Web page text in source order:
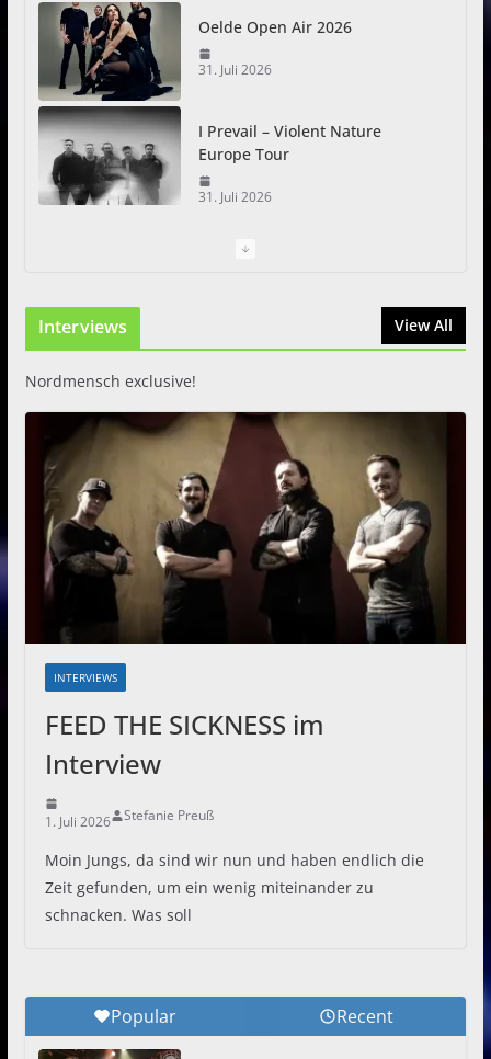
Oelde Open Air 2026
31. Juli 2026
I Prevail – Violent Nature
Europe Tour
31. Juli 2026
ATLAS auf SUNDER Europa-
Interviews View All
Nordmensch exclusive!
INTERVIEWS
FEED THE SICKNESS im
Interview
1. Juli 2026 Stefanie Preuß
Moin Jungs, da sind wir nun und haben endlich die
Zeit gefunden, um ein wenig miteinander zu
schnacken. Was soll
Popular Recent